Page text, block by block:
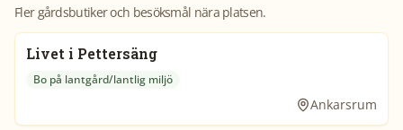
Fler gårdsbutiker och besöksmål nära platsen.
Livet i Pettersäng
Bo på lantgård/lantlig miljö
Ankarsrum